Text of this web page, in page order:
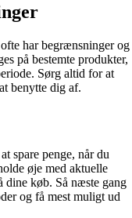
har begrænsninger og
på bestemte produkter,
Sørg altid for at
benytte dig af.
spare penge, når du
øje med aktuelle
dine køb. Så næste gang
og få mest muligt ud